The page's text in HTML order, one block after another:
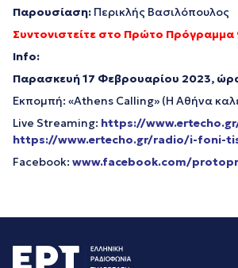
Παρουσίαση: Περικλής Βασιλόπουλος
Συντονιστείτε στο Πρώτο Πρόγραμμα
Info:
Παρασκευή 17 Φεβρουαρίου 2023,
Εκπομπή: «Athens Calling» (Η Αθήνα
Live Streaming: https://
https://www.ertecho.gr/radio/i-foni-
Facebook: www.facebook.com/